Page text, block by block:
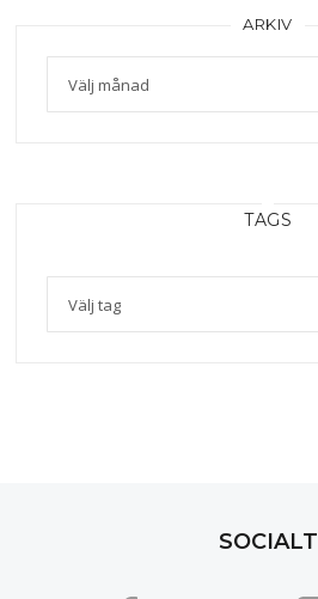
ARKIV
TAGS
SOCIALT